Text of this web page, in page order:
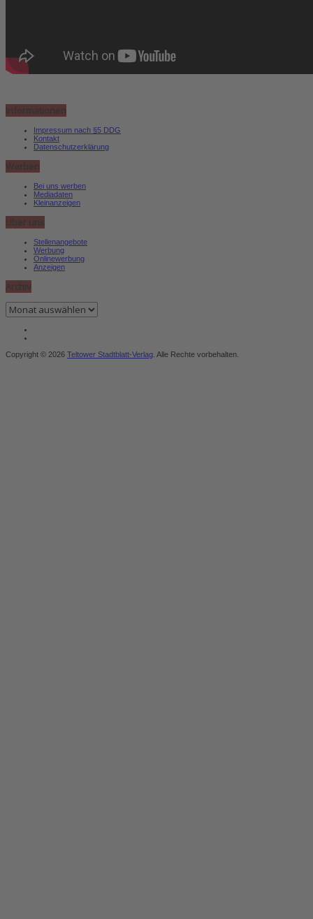
Informationen
Impressum nach §5 DDG
Kontakt
Datenschutzerklärung
Werben
Bei uns werben
Mediadaten
Kleinanzeigen
Über uns
Stellenangebote
Werbung
Onlinewerbung
Anzeigen
Archiv
Archiv
Copyright © 2026 Teltower Stadtblatt-Verlag . Alle Rechte vorbehalten.